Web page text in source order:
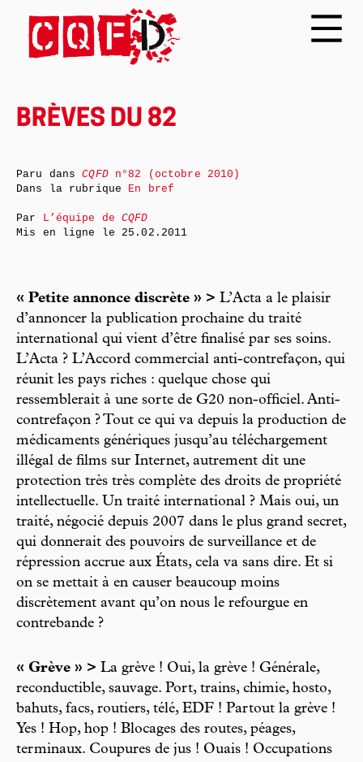
BRÈVES DU 82
« Petite annonce discrète » > L’Acta a le plaisir
d’annoncer la publication prochaine du traité
international qui vient d’être finalisé par ses soins.
L’Acta ? L’Accord commercial anti-contrefaçon, qui
réunit les pays riches : quelque chose qui
ressemblerait à une sorte de G20 non-officiel. Anti-
contrefaçon ? Tout ce qui va depuis la production de
médicaments génériques jusqu’au téléchargement
illégal de films sur Internet, autrement dit une
protection très très complète des droits de propriété
intellectuelle. Un traité international ? Mais oui, un
traité, négocié depuis 2007 dans le plus grand secret,
qui donnerait des pouvoirs de surveillance et de
répression accrue aux États, cela va sans dire. Et si
on se mettait à en causer beaucoup moins
discrètement avant qu’on nous le refourgue en
contrebande ?
« Grève » > La grève ! Oui, la grève ! Générale,
reconductible, sauvage. Port, trains, chimie, hosto,
bahuts, facs, routiers, télé, EDF ! Partout la grève !
Yes ! Hop, hop ! Blocages des routes, péages,
terminaux. Coupures de jus ! Ouais ! Occupations
Paru dansCQFDn°82 (octobre 2010)
Dans la rubrique En bref
Par L’équipe deCQFD
Mis en ligne le 25.02.2011